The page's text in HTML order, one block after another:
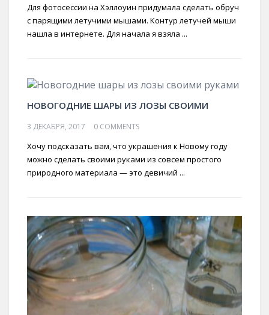
Для фотосессии на Хэллоуин придумала сделать обруч
с парящими летучими мышами. Контур летучей мыши
нашла в интернете. Для начала я взяла ...
НОВОГОДНИЕ ШАРЫ ИЗ ЛОЗЫ СВОИМИ
3 ДЕКАБРЯ, 2017 0 COMMENTS
Хочу подсказать вам, что украшения к Новому году
можно сделать своими руками из совсем простого
природного материала — это девичий ...